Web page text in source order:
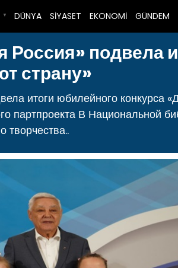
DÜNYA SİYASET EKONOMİ GÜNDEM
▼
Россия» подвела
страну»
итоги юбилейного конкурса
партпроекта В Национальной
творчества..